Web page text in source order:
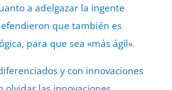
a adelgazar la ingente
que también es
para que sea «más ágil».
y con innovaciones